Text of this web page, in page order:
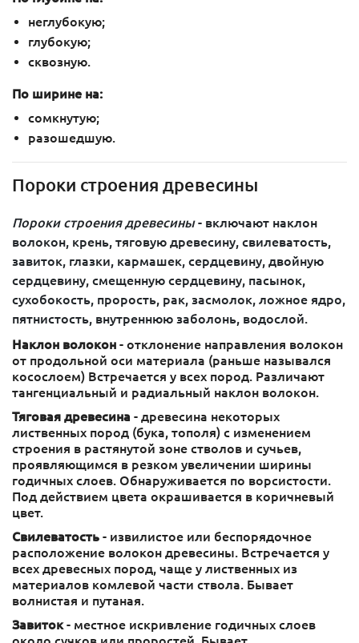
неглубокую;
глубокую;
сквозную.
По ширине на:
сомкнутую;
разошедшую.
Пороки строения древесины
Пороки строения древесины- включают наклон
волокон, крень, тяговую древесину, свилеватость,
завиток, глазки, кармашек, сердцевину, двойную
сердцевину, смещенную сердцевину, пасынок,
сухобокость, прорость, рак, засмолок, ложное ядро,
пятнистость, внутреннюю заболонь, водослой.
Наклон волокон - отклонение направления волокон
от продольной оси материала (раньше назывался
косослоем) Встречается у всех пород. Различают
тангенциальный и радиальный наклон волокон.
Тяговая древесина - древесина некоторых
лиственных пород (бука, тополя) с изменением
строения в растянутой зоне стволов и сучьев,
проявляющимся в резком увеличении ширины
годичных слоев. Обнаруживается по ворсистости.
Под действием цвета окрашивается в коричневый
цвет.
Свилеватость - извилистое или беспорядочное
расположение волокон древесины. Встречается у
всех древесных пород, чаще у лиственных из
материалов комлевой части ствола. Бывает
волнистая и путаная.
Завиток- местное искривление годичных слоев